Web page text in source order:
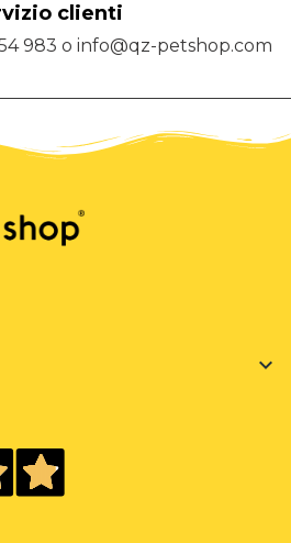
clienti
983 o info@qz-petshop.com
